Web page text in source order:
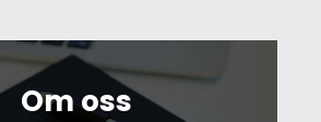
Om oss